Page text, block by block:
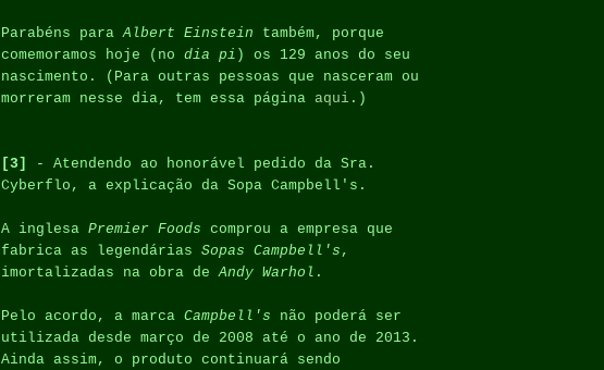
Parabéns paraAlbert Einstein também, porque
comemoramos hoje (no dia pi ) os 129 anos do seu
nascimento. (Para outras pessoas que nasceram ou
morreram nesse dia, tem essa página aqui .)
[3]
- Atendendo ao honorável pedido da Sra.
Cyberflo, a explicação da Sopa Campbell's.
A inglesa Premier Foods comprou a empresa que
fabrica as legendárias Sopas Campbell's ,
imortalizadas na obra deAndy Warhol .
Pelo acordo, a marca Campbell's não poderá ser
utilizada desde março de 2008 até o ano de 2013.
Ainda assim, o produto continuará sendo